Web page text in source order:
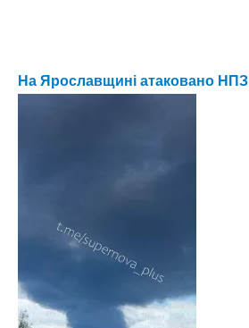
На Ярославщині атаковано НПЗ